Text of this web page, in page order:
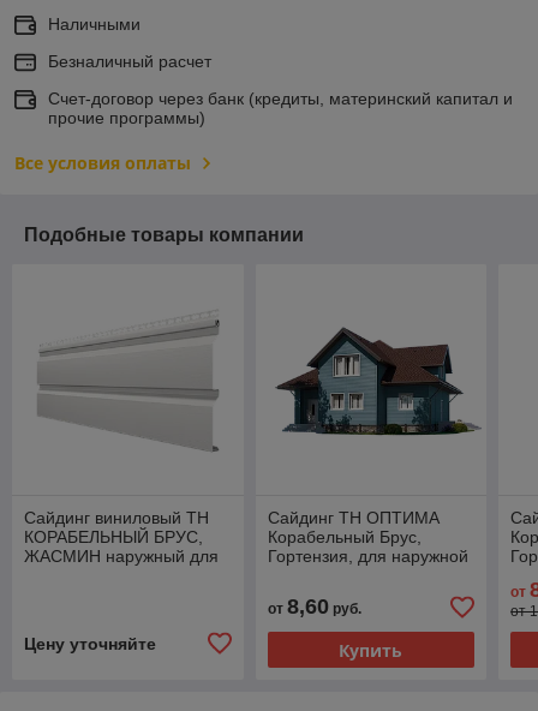
Наличными
Безналичный расчет
Счет-договор через банк (кредиты, материнский капитал и
прочие программы)
Все условия оплаты
Подобные товары компании
Сайдинг виниловый ТН
КОРАБЕЛЬНЫЙ БРУС,
ЖАСМИН наружный для
Цену уточняйте
Сайдинг ТН ОПТИМА
Корабельный Брус,
Гортензия, для наружной
от 8,60руб.
Купить
от
от